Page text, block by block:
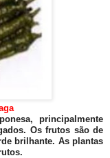
principalmente
Os frutos são de
brilhante. As plantas